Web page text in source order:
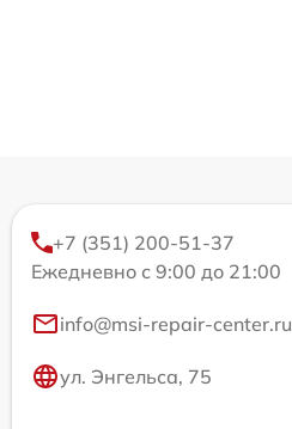
+7 (351) 200-51-37
Ежедневно с 9:00 до 21:00
info@msi-repair-center.ru
ул. Энгельса, 75